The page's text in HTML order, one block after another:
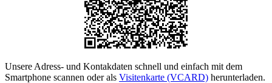
Unsere Adress- und Kontakdaten schnell und einfach mit dem
Smartphone scannen oder als Visitenkarte (VCARD) herunterladen.